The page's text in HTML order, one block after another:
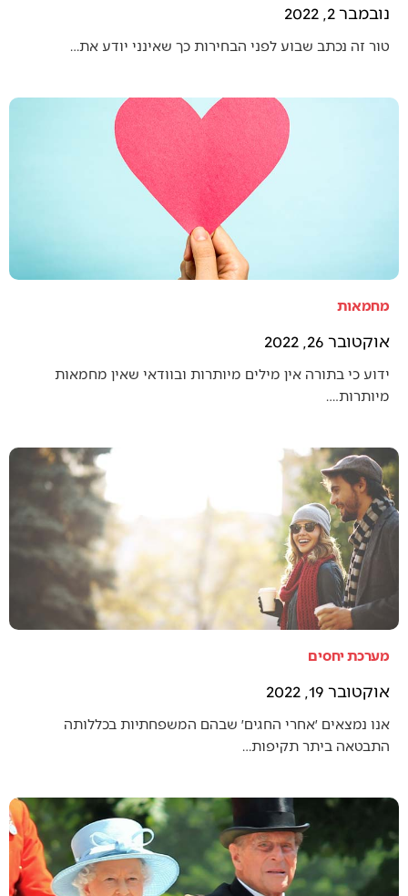
נובמבר 2, 2022
טור זה נכתב שבוע לפני הבחירות כך שאינני יודע את…
מחמאות
אוקטובר 26, 2022
ידוע כי בתורה אין מילים מיותרות ובוודאי שאין מחמאות
מיותרות.…
מערכת יחסים
אוקטובר 19, 2022
אנו נמצאים ׳אחרי החגים׳ שבהם המשפחתיות בכללותה
התבטאה ביתר תקיפות…